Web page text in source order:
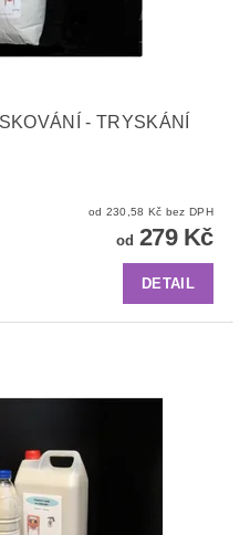
- TRYSKÁNÍ
od 230,58 Kč bez DPH
od 279 Kč
DETAIL